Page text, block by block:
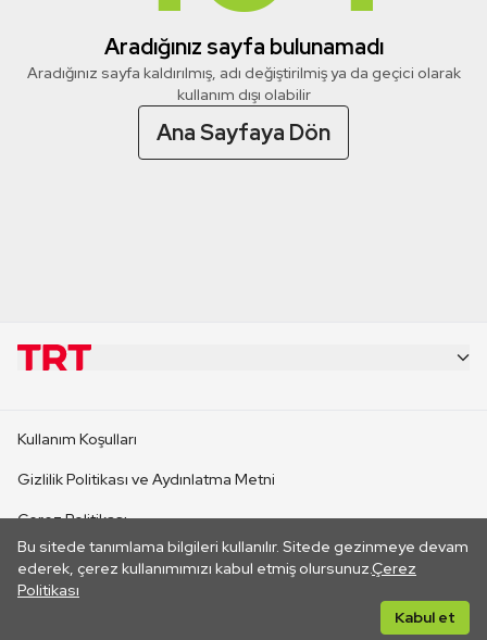
Aradığınız sayfa bulunamadı
Aradığınız sayfa kaldırılmış, adı değiştirilmiş ya da geçici olarak
kullanım dışı olabilir
Ana Sayfaya Dön
Bu sitede tanımlama bilgileri kullanılır. Sitede gezinmeye devam
ederek, çerez kullanımımızı kabul etmiş olursunuz.Çerez
Politikası
Kabul et
CANLI YAYINLAR
Kullanım Koşulları
Gizlilik Politikası ve Aydınlatma Metni
Çerez Politikası
İletişim
Her hakkı saklıdır. ©2026 TRT. Bağlantı yoluyla gidilen dış